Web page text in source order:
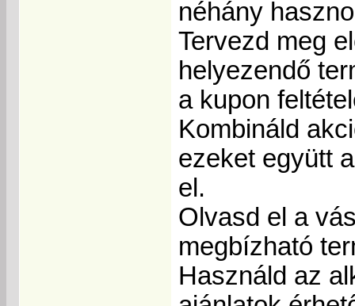
néhány
Tervezd meg
helyezendő
a kupon
Kombináld
ezeket együtt
el.
Olvasd el a
megbízható
Használd az